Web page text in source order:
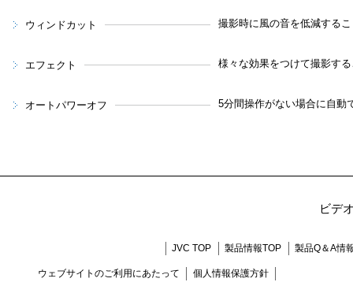
ウィンドカット 撮影時に風の音を低減する
エフェクト 様々な効果をつけて撮影す
オートパワーオフ 5分間操作がない場合に自動
ビデ
JVC TOP 製品情報TOP 製品Q＆A情
ウェブサイトのご利用にあたって 個人情報保護方針